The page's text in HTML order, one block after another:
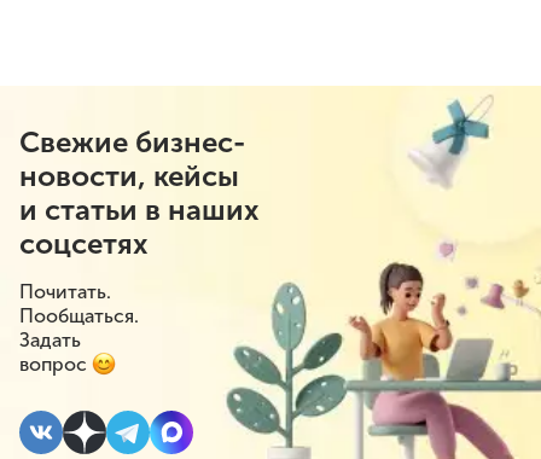
Свежие бизнес-
новости, кейсы
и статьи в наших
соцсетях
Почитать.
Пообщаться.
Задать
вопрос